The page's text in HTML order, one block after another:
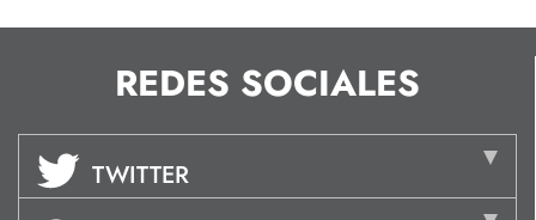
REDES SOCIALES
TWITTER